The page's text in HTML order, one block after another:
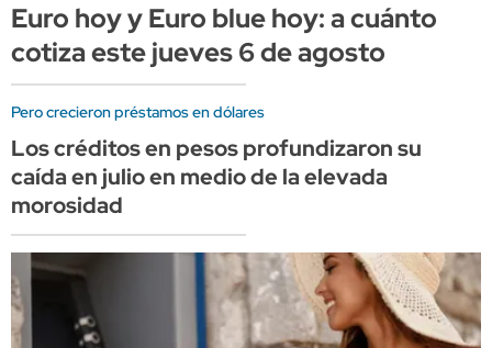
Euro hoy y Euro blue hoy: a cuánto
cotiza este jueves 6 de agosto
Pero crecieron préstamos en dólares
Los créditos en pesos profundizaron su
caída en julio en medio de la elevada
morosidad